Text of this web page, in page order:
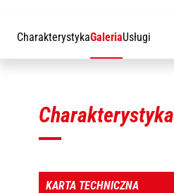
CharakterystykaGaleriaUsługi
Charakterystyka
KARTA TECHNICZNA